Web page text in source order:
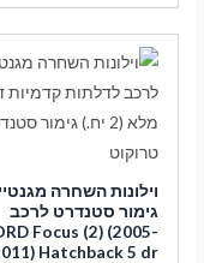
⁦₪450.00⁩
וילונות השחרה
גימור סטנדרט לרכב
Focus (2) (2005-
Hatchback 5 dr